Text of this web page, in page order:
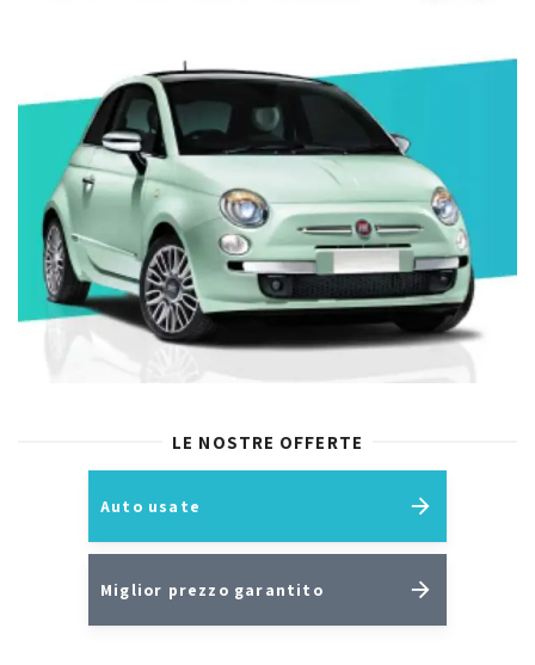
LE NOSTRE OFFERTE
Auto usate
Miglior prezzo garantito